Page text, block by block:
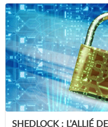
SHEDLOCK : L’ALLIÉ